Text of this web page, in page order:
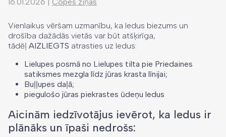
Vienlaikus vēršam uzmanību, ka ledus biezums un
drošība dažādās vietās var būt atšķirīga,
tādēļ AIZLIEGTS atrasties uz ledus:
Lielupes posmā no Lielupes tilta pie Priedaines
satiksmes mezgla līdz jūras krasta līnijai;
Buļļupes daļā;
piegulošo jūras piekrastes ūdeņu ledus
Aicinām iedzīvotājus ievērot, ka ledus ir
plānāks un īpaši nedrošs: